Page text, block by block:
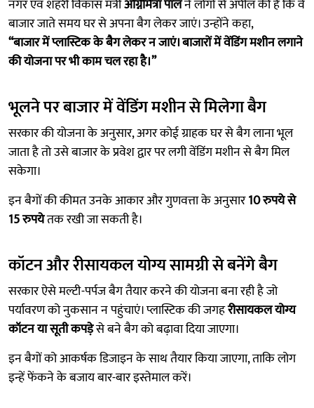
नगर एवं शहरी विकास मंत्रीअग्निमित्रा पालने लोगों से अपील की है कि वे
बाजार जाते समय घर से अपना बैग लेकर जाएं। उन्होंने कहा,
“बाजार में प्लास्टिक के बैग लेकर न जाएं। बाजारों में वेंडिंग मशीन लगाने
की योजना पर भी काम चल रहा है।”
भूलने पर बाजार में वेंडिंग मशीन से मिलेगा बैग
सरकार की योजना के अनुसार, अगर कोई ग्राहक घर से बैग लाना भूल
जाता है तो उसे बाजार के प्रवेश द्वार पर लगी वेंडिंग मशीन से बैग मिल
सकेगा।
इन बैगों की कीमत उनके आकार और गुणवत्ता के अनुसार10 रुपये से
15 रुपयेतक रखी जा सकती है।
कॉटन और रीसायकल योग्य सामग्री से बनेंगे बैग
सरकार ऐसे मल्टी-पर्पज बैग तैयार करने की योजना बना रही है जो
पर्यावरण को नुकसान न पहुंचाएं। प्लास्टिक की जगहरीसायकल योग्य
कॉटन या सूती कपड़ेसे बने बैग को बढ़ावा दिया जाएगा।
इन बैगों को आकर्षक डिजाइन के साथ तैयार किया जाएगा, ताकि लोग
इन्हें फेंकने के बजाय बार-बार इस्तेमाल करें।